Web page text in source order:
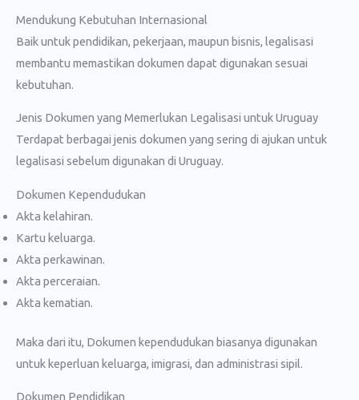
Mendukung Kebutuhan Internasional
Baik untuk pendidikan, pekerjaan, maupun bisnis, legalisasi
membantu memastikan dokumen dapat digunakan sesuai
kebutuhan.
Jenis Dokumen yang Memerlukan Legalisasi untuk Uruguay
Terdapat berbagai jenis dokumen yang sering di ajukan untuk
legalisasi sebelum digunakan di Uruguay.
Dokumen Kependudukan
Akta kelahiran.
Kartu keluarga.
Akta perkawinan.
Akta perceraian.
Akta kematian.
Maka dari itu, Dokumen kependudukan biasanya digunakan
untuk keperluan keluarga, imigrasi, dan administrasi sipil.
Dokumen Pendidikan